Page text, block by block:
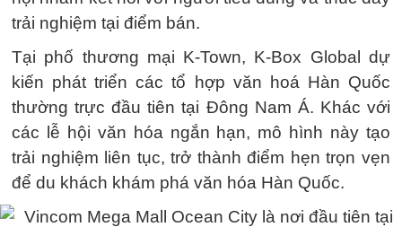
trải nghiệm tại điểm bán.
Tại phố thương mại K-Town, K-Box Global dự
kiến phát triển các tổ hợp văn hoá Hàn Quốc
thường trực đầu tiên tại Đông Nam Á. Khác với
các lễ hội văn hóa ngắn hạn, mô hình này tạo
trải nghiệm liên tục, trở thành điểm hẹn trọn vẹn
để du khách khám phá văn hóa Hàn Quốc.